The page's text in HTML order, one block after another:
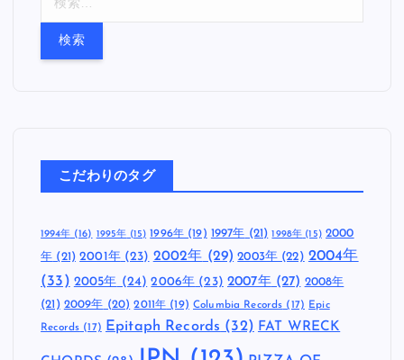
こだわりのタグ
1994年(16) 1995年 (15) 1996年(19) 1997年 (21) 1998年 (15) 2000
年 (21) 2001年(23) 2002年 (29) 2003年 (22) 2004年
(33) 2005年 (24) 2006年 (23) 2007年(27) 2008年
(21) 2009年 (20) 2011年 (19) Columbia Records (17) Epic
Records (17) Epitaph Records (32) FAT WRECK